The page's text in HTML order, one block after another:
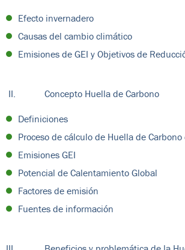
Efecto invernadero
Causas del cambio climático
Emisiones de GEI y Objetivos de
II. Concepto Huella de Carbono
Definiciones
Proceso de cálculo de Huella de
Emisiones GEI
Potencial de Calentamiento Global
Factores de emisión
Fuentes de información